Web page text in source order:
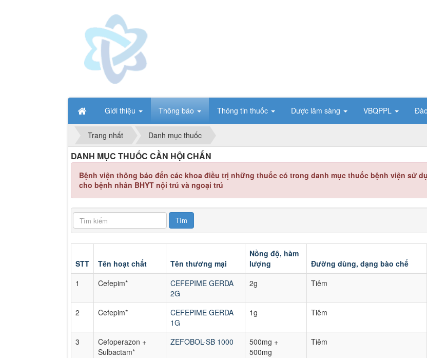
Giới thiệu Thông báo Thông tin thuốc Dược lâm sàng VBQPPL
Trang nhất Danh mục thuốc
DANH MỤC THUỐC CẦN HỘI CHẨN
Bệnh viện thông báo đến các khoa điều trị những thuốc có trong danh mục thuốc bệnh viện sử
cho bệnh nhân BHYT nội trú và ngoại trú
STT Tên hoạt chất Tên thương mại
Nồng độ, hàm
lượng
Đường dùng, dạng bào chế
1 Cefepim*
CEFEPIME GERDA
2G
2g Tiêm
2 Cefepim*
CEFEPIME GERDA
1G
1g Tiêm
3
Cefoperazon +
Sulbactam*
ZEFOBOL-SB 1000
500mg +
500mg
Tiêm